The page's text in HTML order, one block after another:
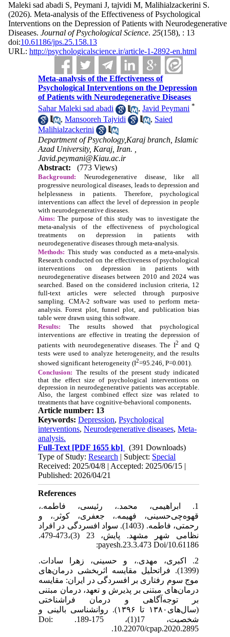
Maleki sad abadi S, Peymani J, tajvidi M, Malihialzackerini S.
(2026). Meta-analysis of the Effectiveness of Psychological
Interventions on the Depression of Patients with Neurodegenerative
Diseases. Journal of Psychological Science. 25(158), : 13
doi:10.61186/jps.25.158.13
URL: http://psychologicalscience.ir/article-1-2892-en.html
Meta-analysis of the Effectiveness of
Psychological Interventions on the Depression
of Patients with Neurodegenerative Diseases
Sahar Maleki sad abadi
,Javid Peymani *
,Mansooreh Tajvidi , Saied
Malihialzackerini
Department of Psychology,Karaj branch, Islamic
Azad University, Karaj, Iran. ,
Javid.peymani@Kiau.ac.ir
Abstract:
(773 Views)
Background:
Neurodegenerative disease, like all
progressive neurological diseases, leads to depression and
helplessness in patients.
Therefore, psychological
interventions can affect the level of depression in people
with neurodegenerative diseases.
Aims: The purpose of this study was to investigate the
meta-analysis of the effectiveness of psychological
treatments on depression in patients with
neurodegenerative diseases throughmeta-analysis.
Methods: This study was conducted as a meta-analysis.
Research conducted on the effectiveness of psychological
interventions on depression in patients with
neurodegenerative diseases between 2010 and 2024 was
searched. Based on the considered inclusion criteria, 12
full-text articles were selected through purposive
sampling. CMA-2 software was used to perform meta-
analysis. Forest plot, funnel plot, and publication bias
table were drawn using this software.
Results:
The results showed that psychological
interventions are effective in treating the depression of
patients with neurodegenerative diseases. The I2 and Q
tests were used to analyze heterogeneity, and the results
showed significant heterogeneity (I2=95.246, P=0.001).
Conclusion: The results of the present study indicated
that the effect size of psychological interventions on
depression in neurodegenerative patients was acceptable.
Also, the largest combined effect size was related to
treatments that have cognitive-behavioral components.
Article number: 13
Keywords:Depression,Psychological
interventions,Neurodegenerative diseases,Meta-
analysis.
Full-Text [PDF 1655 kb]
(391 Downloads)
Type of Study:Research | Subject: Special
Received: 2025/04/8 | Accepted: 2025/06/15 |
Published: 2026/04/21
References
1. ابراهیمی، محمد.، رئیسی، فاطمه.،
قهوه‌چی‌حسینی، فهیمه.، جعفری، کوثر.، و
رحمتی، فاطمه. (1403). سواد افسردگی در افراد
نظامی شهر مشهد. پایش، 23 (3)،473-479.
10.61186/payesh.23.3.473 Doi:
2. اکبری، مهدی.، و حسینی، زهرا سادات.
(1399). فراتحلیل مقایسه اثربخشی درمان‌های
موج سوم رفتاری بر افسردگی در ایران: مقایسه
درمان‌های مبتنی بر پذیرش و تعهد، درمان مبتنی
بر توجه‌آگاهی و درمان فراشناختی
(سال‌های۱۳۸۰ تا ۱۳۹۶). روانشناسی بالینی و
شخصیت، 17(1)، 175-189. Doi:
10.22070/cpap.2020.2895.